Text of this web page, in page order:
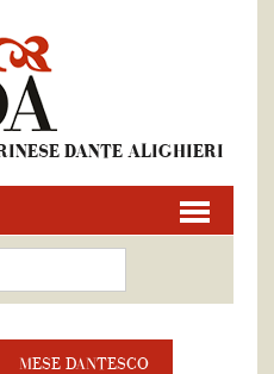
DANTE ALIGHIERI
MESE DANTESCO